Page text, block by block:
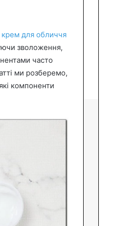
крем для обличчя
зволоження,
часто
ми розберемо,
компоненти